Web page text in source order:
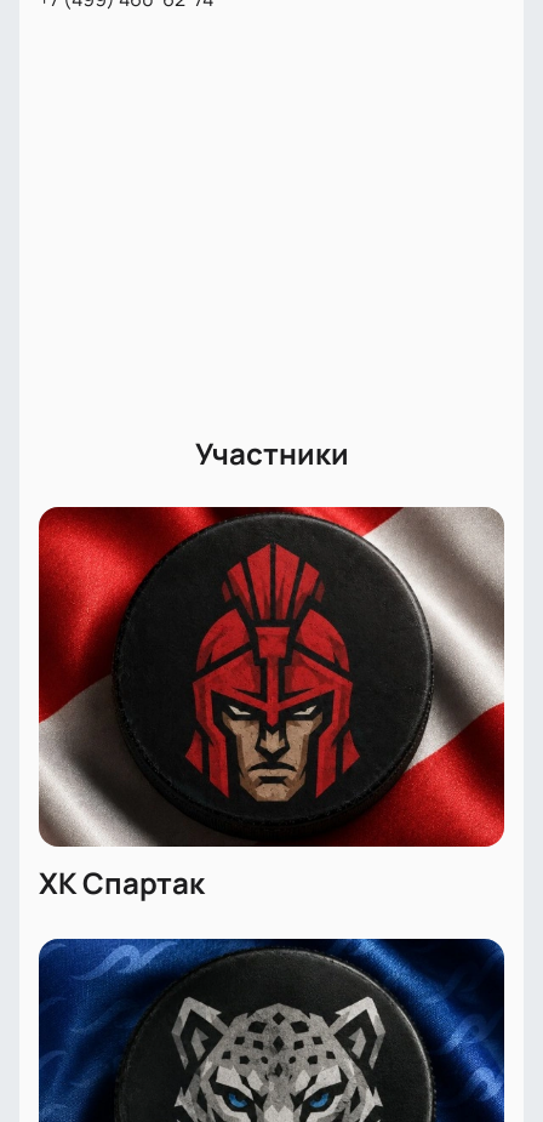
Стоимость зависит от выбранного сектора и
оформлении покупки;
Цена всегда актуальна и прозрачна — никаких
скрытых комиссий.
Покупая билеты на хоккей у нас, вы получаете
гарантию подлинности и возможность заранее
выбрать лучшие места. На сайте легко узнать
время начала матча, продолжительность встречи и
сколько длится игра между Спартаком и Барысом.
Следите за расписанием ближайших матчей КХЛ и
не пропустите шанс стать частью большого
спортивного праздника!
Участники
ХК Спартак